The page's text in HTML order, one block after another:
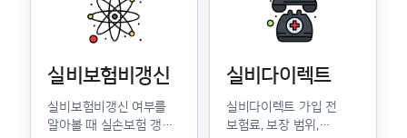
실비보험비갱신
실비보험비갱신 여부를
알아볼 때 실손보험 갱신
실비다이렉트
실비다이렉트 가입 전
보험료, 보장 범위,